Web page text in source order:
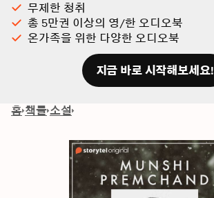
무제한 청취
총 5만권 이상의 영/한 오디오북
온가족을 위한 다양한 오디오북
지금 바로 시작해보세요!
홈 책들 소설